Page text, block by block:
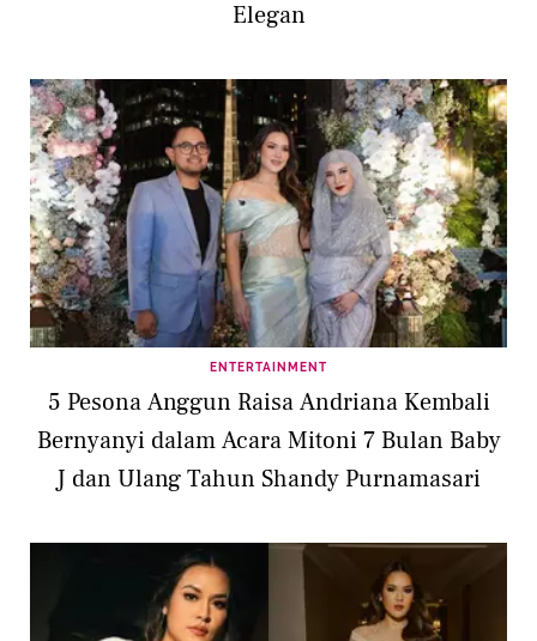
Elegan
ENTERTAINMENT
5 Pesona Anggun Raisa Andriana Kembali
Bernyanyi dalam Acara Mitoni 7 Bulan Baby
J dan Ulang Tahun Shandy Purnamasari